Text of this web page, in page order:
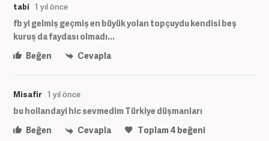
tabi 1 yıl önce
fb yi gelmiş geçmiş en büyük yolan topçuydu kendisi beş
kuruş da faydası olmadı...
Beğen
Cevapla
Misafir 1 yıl önce
bu hollandayi hic sevmedim Türkiye düşmanları
Beğen
Cevapla Toplam4 beğeni